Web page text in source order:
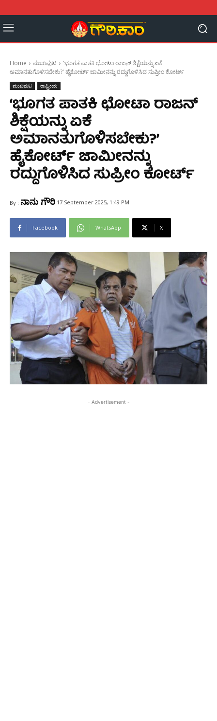
Home ಮುಖಪುಟ
'ಭೂಗತ ಪಾತಕಿ ಛೋಟಾ ರಾಜನ್‌ ಶಿಕ್ಷೆಯನ್ನು ಏಕೆ
ಅಮಾನತುಗೊಳಿಸಬೇಕು?' ಹೈಕೋರ್ಟ್ ಜಾಮೀನನ್ನು ರದ್ದುಗೊಳಿಸಿದ ಸುಪ್ರೀಂ ಕೋರ್ಟ್
ಮುಖಪುಟ ರಾಷ್ಟ್ರೀಯ
‘ಭೂಗತ ಪಾತಕಿ ಛೋಟಾ ರಾಜನ್‌
ಶಿಕ್ಷೆಯನ್ನು ಏಕೆ
ಅಮಾನತುಗೊಳಿಸಬೇಕು?’
ಹೈಕೋರ್ಟ್ ಜಾಮೀನನ್ನು
ರದ್ದುಗೊಳಿಸಿದ ಸುಪ್ರೀಂ ಕೋರ್ಟ್
By : ನಾನು ಗೌರಿ 17 September 2025, 1:49 PM
Facebook WhatsApp X
- Advertisement -